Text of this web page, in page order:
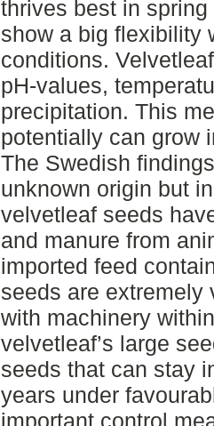
thrives best in
show a big flexibility
conditions.
pH-values,
precipitation. This
potentially can grow
The Swedish
unknown origin but
velvetleaf seeds
and manure from
imported feed
seeds are extremely
with machinery
velvetleaf’s large
seeds that can stay
years under
important control